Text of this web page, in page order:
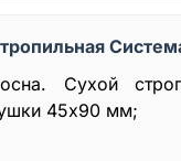
Сухой
45x90 мм;